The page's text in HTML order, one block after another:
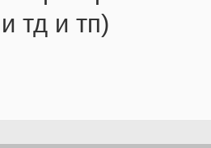
и тд и тп)